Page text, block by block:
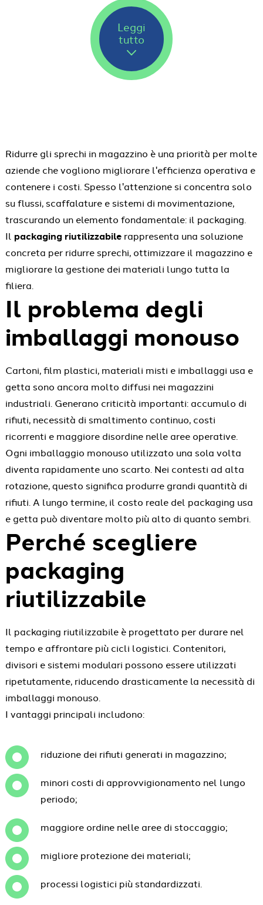
Leggi
tutto
Ridurre gli sprechi in magazzino è una priorità per molte
aziende che vogliono migliorare l'efficienza operativa e
contenere i costi. Spesso l'attenzione si concentra solo
su flussi, scaffalature e sistemi di movimentazione,
trascurando un elemento fondamentale: il packaging.
Il packaging riutilizzabilerappresenta una soluzione
concreta per ridurre sprechi, ottimizzare il magazzino e
migliorare la gestione dei materiali lungo tutta la
filiera.
Il problema degli
imballaggi monouso
Cartoni, film plastici, materiali misti e imballaggi usa e
getta sono ancora molto diffusi nei magazzini
industriali. Generano criticità importanti: accumulo di
rifiuti, necessità di smaltimento continuo, costi
ricorrenti e maggiore disordine nelle aree operative.
Ogni imballaggio monouso utilizzato una sola volta
diventa rapidamente uno scarto. Nei contesti ad alta
rotazione, questo significa produrre grandi quantità di
rifiuti. A lungo termine, il costo reale del packaging usa
e getta può diventare molto più alto di quanto sembri.
Perché scegliere
packaging
riutilizzabile
Il packaging riutilizzabile è progettato per durare nel
tempo e affrontare più cicli logistici. Contenitori,
divisori e sistemi modulari possono essere utilizzati
ripetutamente, riducendo drasticamente la necessità di
imballaggi monouso.
I vantaggi principali includono:
riduzione dei rifiuti generati in magazzino;
minori costi di approvvigionamento nel lungo
periodo;
maggiore ordine nelle aree di stoccaggio;
migliore protezione dei materiali;
processi logistici più standardizzati.